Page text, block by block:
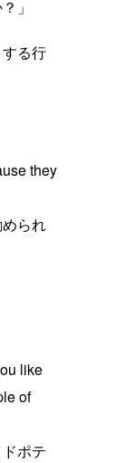
」
る行
they
られ
like
of
ポテ